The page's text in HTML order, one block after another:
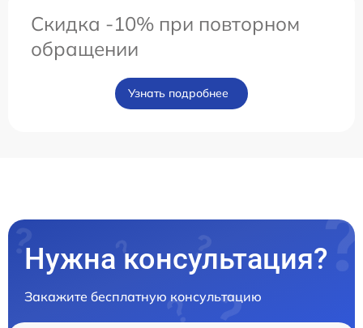
Скидка -10% при повторном
обращении
Узнать подробнее
Нужна консультация?
Закажите бесплатную консультацию